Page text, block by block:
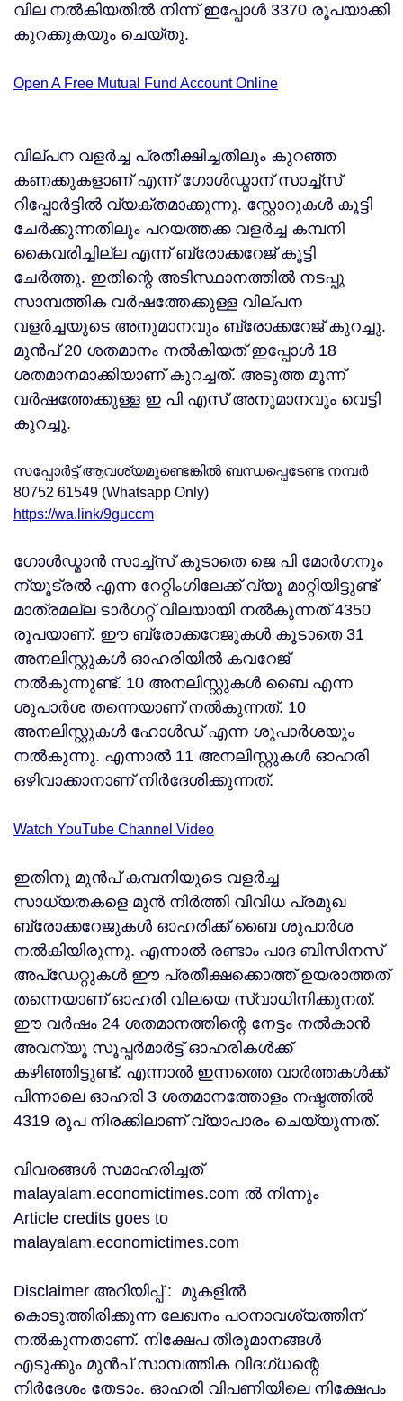
വില നൽകിയതിൽ നിന്ന് ഇപ്പോൾ 3370 രൂപയാക്കി
കുറക്കുകയും ചെയ്തു.
Open A Free Mutual Fund Account Online
വില്പന വളർച്ച പ്രതീക്ഷിച്ചതിലും കുറഞ്ഞ
കണക്കുകളാണ് എന്ന് ഗോൾഡ്മാന് സാച്ച്സ്
റിപ്പോർട്ടിൽ വ്യക്തമാക്കുന്നു. സ്റ്റോറുകൾ കൂട്ടി
ചേർക്കുന്നതിലും പറയത്തക്ക വളർച്ച കമ്പനി
കൈവരിച്ചില്ല എന്ന് ബ്രോക്കറേജ് കൂട്ടി
ചേർത്തു. ഇതിന്റെ അടിസ്ഥാനത്തിൽ നടപ്പു
സാമ്പത്തിക വർഷത്തേക്കുള്ള വില്പന
വളർച്ചയുടെ അനുമാനവും ബ്രോക്കറേജ് കുറച്ചു.
മുൻപ് 20 ശതമാനം നൽകിയത് ഇപ്പോൾ 18
ശതമാനമാക്കിയാണ് കുറച്ചത്. അടുത്ത മൂന്ന്
വർഷത്തേക്കുള്ള ഇ പി എസ് അനുമാനവും വെട്ടി
കുറച്ചു.
സപ്പോർട്ട് ആവശ്യമുണ്ടെങ്കിൽ ബന്ധപ്പെടേണ്ട നമ്പർ
80752 61549 (Whatsapp Only)
https://wa.link/9guccm
ഗോൾഡ്മാൻ സാച്ച്സ് കൂടാതെ ജെ പി മോർഗനും
ന്യൂട്രൽ എന്ന റേറ്റിംഗിലേക്ക് വ്യൂ മാറ്റിയിട്ടുണ്ട്
മാത്രമല്ല ടാർഗറ്റ് വിലയായി നൽകുന്നത് 4350
രൂപയാണ്. ഈ ബ്രോക്കറേജുകൾ കൂടാതെ 31
അനലിസ്റ്റുകൾ ഓഹരിയിൽ കവറേജ്
നൽകുന്നുണ്ട്. 10 അനലിസ്റ്റുകൾ ബൈ എന്ന
ശുപാർശ തന്നെയാണ് നൽകുന്നത്. 10
അനലിസ്റ്റുകൾ ഹോൾഡ് എന്ന ശുപാർശയും
നൽകുന്നു. എന്നാൽ 11 അനലിസ്റ്റുകൾ ഓഹരി
ഒഴിവാക്കാനാണ് നിർദേശിക്കുന്നത്.
Watch YouTube Channel Video
ഇതിനു മുൻപ് കമ്പനിയുടെ വളർച്ച
സാധ്യതകളെ മുൻ നിർത്തി വിവിധ പ്രമുഖ
ബ്രോക്കറേജുകൾ ഓഹരിക്ക് ബൈ ശുപാർശ
നൽകിയിരുന്നു. എന്നാൽ രണ്ടാം പാദ ബിസിനസ്
അപ്‌ഡേറ്റുകൾ ഈ പ്രതീക്ഷക്കൊത്ത് ഉയരാത്തത്
തന്നെയാണ് ഓഹരി വിലയെ സ്വാധിനിക്കുനത്.
ഈ വർഷം 24 ശതമാനത്തിന്റെ നേട്ടം നൽകാൻ
അവന്യൂ സൂപ്പർമാർട്ട് ഓഹരികൾക്ക്
കഴിഞ്ഞിട്ടുണ്ട്. എന്നാൽ ഇന്നത്തെ വാർത്തകൾക്ക്
പിന്നാലെ ഓഹരി 3 ശതമാനത്തോളം നഷ്ടത്തിൽ
4319 രൂപ നിരക്കിലാണ് വ്യാപാരം ചെയ്യുന്നത്.
വിവരങ്ങൾ സമാഹരിച്ചത്
malayalam.economictimes.com ൽ നിന്നും
Article credits goes to
malayalam.economictimes.com
Disclaimer അറിയിപ്പ് : മുകളില്‍
കൊടുത്തിരിക്കുന്ന ലേഖനം പഠനാവശ്യത്തിന്
നൽകുന്നതാണ്. നിക്ഷേപ തീരുമാനങ്ങള്‍
എടുക്കും മുന്‍പ് സാമ്പത്തിക വിദഗ്ധന്റെ
നിര്‍ദേശം തേടാം. ഓഹരി വിപണിയിലെ നിക്ഷേപം